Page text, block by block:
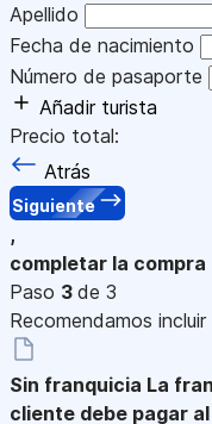
Apellido
Fecha de nacimiento
Número de pasaporte
Añadir turista
Precio total:
Atrás
Siguiente
,
completar la compra
Paso 3 de 3
Recomendamos
Sin franquicia La
cliente debe pagar